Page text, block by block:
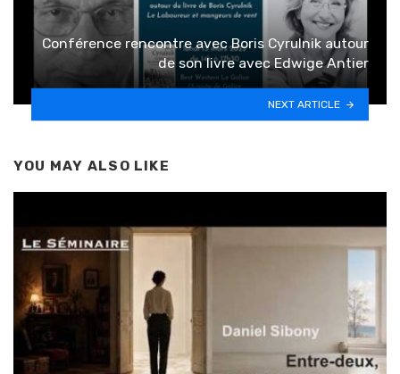
Conférence rencontre avec Boris Cyrulnik autour
de son livre avec Edwige Antier
NEXT ARTICLE
YOU MAY ALSO LIKE